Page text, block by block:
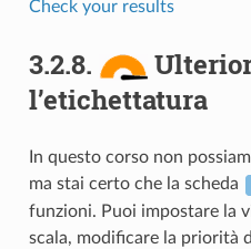
Check your results
3.2.8.
l’etichettatura
In questo corso non
ma stai certo che la scheda
funzioni. Puoi impostare la
scala, modificare la priorità